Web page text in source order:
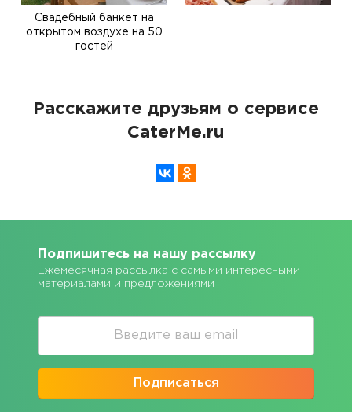
Свадебный банкет на
открытом воздухе на 50
гостей
Расскажите друзьям о сервисе
CaterMe.ru
Подпишитесь на нашу рассылку
Ежемесячная рассылка с самыми интересными
материалами и предложениями
Подписаться